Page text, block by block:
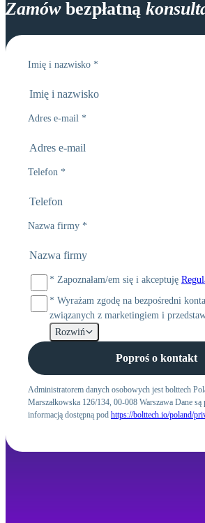
Zamówbezpłatną
Imię i nazwisko *
Adres e-mail *
Telefon *
Nazwa firmy *
* Zapoznałam/em się i akceptuję
* Wyrażam zgodę na bezpośredni
związanych z marketingiem i
tym z wykorzystaniem
końcowych i środków komunikacji
bolttech Poland sp. z o.o. z siedzibą w
przy ul. Marszałkowskiej 126/134
o.o. z siedzibą w Warszawie (00-846)
Marszałkowskiej 126/134
Rozwiń
Poproś o kontakt
Administratorem danych osobowych jest bolttech
Marszałkowska 126/134, 00-008 Warszawa Dane są
informacją dostępną pod https://bolttech.io/poland/